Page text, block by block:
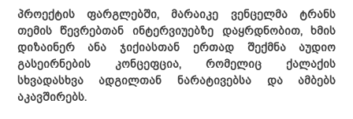
პროექტის ფარგლებში, მარაიკე ვენცელმა ტრანს
თემის წევრებთან ინტერვიუებზე დაყრდნობით, ხმის
დიზაინერ ანა ჯიქიასთან ერთად შექმნა აუდიო
გასეირნების კონცეფცია, რომელიც ქალაქის
სხვადასხვა ადგილთან ნარატივებსა და ამბებს
აკავშირებს.